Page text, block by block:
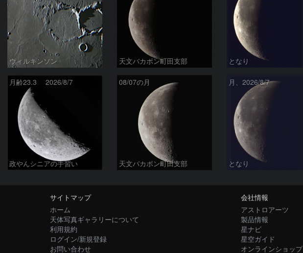
ウィルキンソン 天文バカボン町田支部 となり
月齢23.3 2026/8/7
政やんシニアの手習い
08/07の月
天文バカボン町田支部
月、2026/8/7
となり
サイトマップ
ホーム
天体写真ギャラリーについて
利用規約
ログイン/新規登録
お問い合わせ
会社情報
アストロアーツ
製品情報
星ナビ
星空ガイド
オンラインショップ